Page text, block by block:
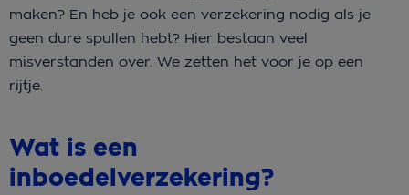
maken? En heb je ook een verzekering nodig als je
geen dure spullen hebt? Hier bestaan veel
misverstanden over. We zetten het voor je op een
rijtje.
Wat is een
inboedelverzekering?